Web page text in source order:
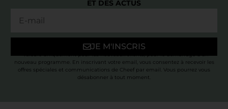
ET DES ACTUS
JE M'INSCRIS
* Valable uniquement pour les nouveaux clients, pour le démarrage d’un
nouveau programme. En inscrivant votre email, vous consentez à recevoir les
offres spéciales et communications de Cheef par email. Vous pourrez vous
désabonner à tout moment.